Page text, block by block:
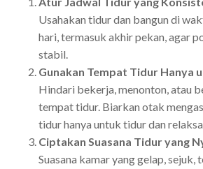
Usahakan tidur dan bangun di
hari, termasuk akhir pekan, agar
stabil.
Gunakan Tempat Tidur Hanya
Hindari bekerja, menonton, atau
tempat tidur. Biarkan otak
tidur hanya untuk tidur dan
Ciptakan Suasana Tidur yang
Suasana kamar yang gelap, sejuk,